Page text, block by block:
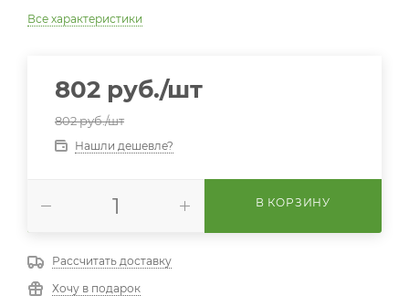
Все характеристики
802 руб./шт
802руб./шт
Нашли дешевле?
В КОРЗИНУ
Рассчитать доставку
Хочу в подарок